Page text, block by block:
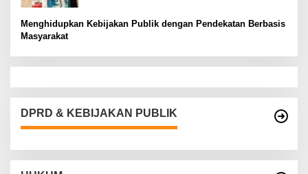
Menghidupkan Kebijakan Publik dengan Pendekatan Berbasis
Masyarakat
DPRD & KEBIJAKAN PUBLIK